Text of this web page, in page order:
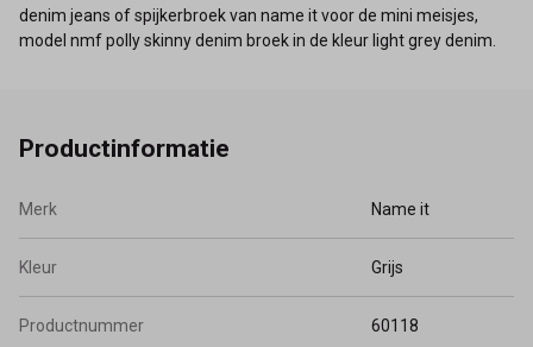
denim jeans of spijkerbroek van name it voor de mini meisjes,
model nmf polly skinny denim broek in de kleur light grey denim.
Productinformatie
Merk Name it
Kleur Grijs
Productnummer 60118